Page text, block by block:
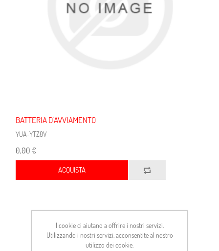
BATTERIA D'AVVIAMENTO
YUA-YTZ8V
0,00 €
ACQUISTA
I cookie ci aiutano a offrire i nostri servizi.
Utilizzando i nostri servizi, acconsentite al nostro
utilizzo dei cookie.